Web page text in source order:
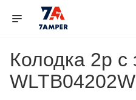
Колодка 2р с